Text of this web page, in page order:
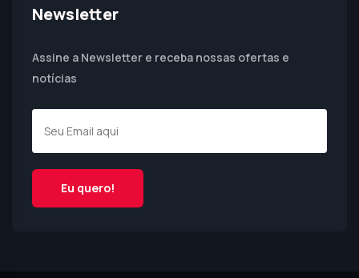
Newsletter
Assine a Newsletter e receba nossas ofertas e
notícias